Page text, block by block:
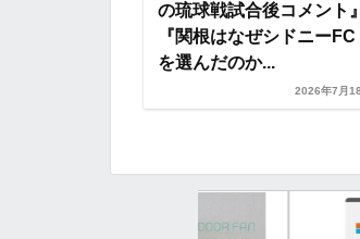
の琉球戦試合後コメント』
『関根はなぜシドニーFC
を選んだのか...
2026年7月